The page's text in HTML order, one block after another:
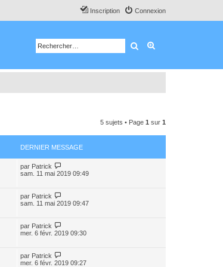
Connexion
Inscription
Rechercher
5 sujets • Page 1 sur 1
DERNIER MESSAGE
par Patrick
sam. 11 mai 2019 09:49
par Patrick
sam. 11 mai 2019 09:47
par Patrick
mer. 6 févr. 2019 09:30
par Patrick
mer. 6 févr. 2019 09:27